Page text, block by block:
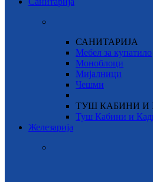
САНИТАРИЈА
Мебел за купатило
Моноблоци
Мијалници
Чешми
ТУШ КАБИНИ И
Туш Кабини и
Железарија